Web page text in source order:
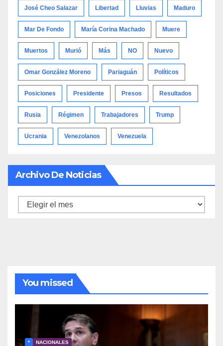
José Cheo Salazar Libertad Lluvias Maduro
Mar De Fondo María Corina Machado Muere
Muertos Murió Más NO Nuevo
Omar González Moreno Pariaguán Políticos
Posiciones Presidente Presos Resultados
Rusia Régimen Trabajadores Trump
Ucrania Venezolanos Venezuela
Archivo De Noticias
Archivo
You missed
* NACIONALES